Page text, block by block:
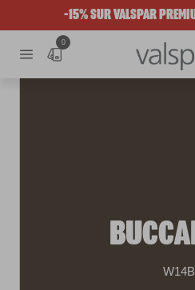
-15% SUR VALSPAR
0
W14B